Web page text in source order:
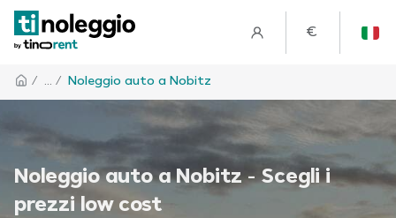
€
/ ... / Noleggio auto a Nobitz
Noleggio auto a Nobitz - Scegli i
prezzi low cost